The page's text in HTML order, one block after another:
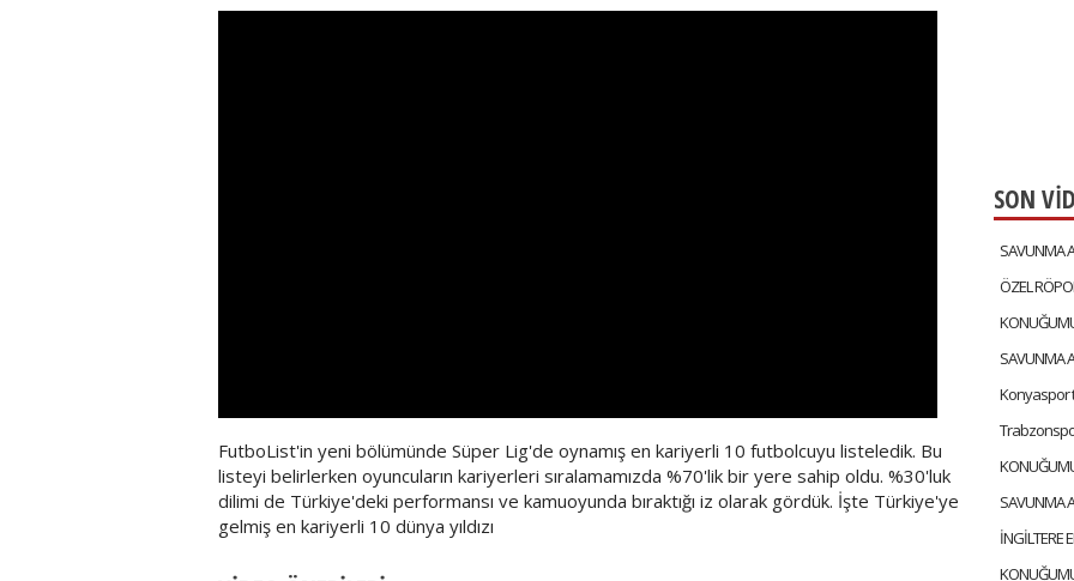
FutboList'in yeni bölümünde Süper Lig'de oynamış en kariyerli 10 futbolcuyu listeledik. Bu
listeyi belirlerken oyuncuların kariyerleri sıralamamızda %70'lik bir yere sahip oldu. %30'luk
dilimi de Türkiye'deki performansı ve kamuoyunda bıraktığı iz olarak gördük. İşte Türkiye'ye
gelmiş en kariyerli 10 dünya yıldızı
SON